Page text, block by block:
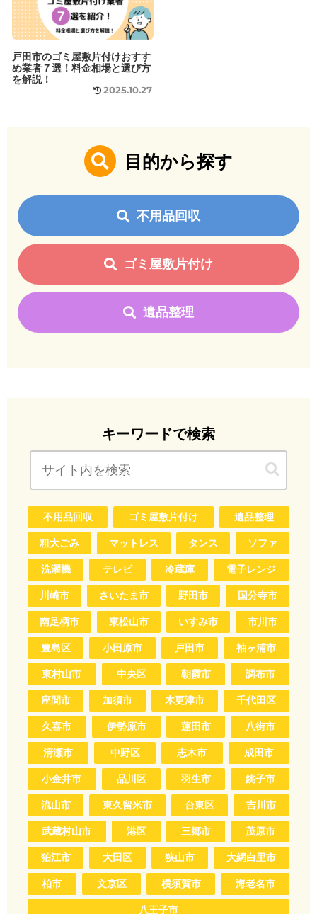
戸田市のゴミ屋敷片付けおすす
め業者７選！料金相場と選び方
を解説！
2025.10.27
目的から探す
不用品回収
ゴミ屋敷片付け
遺品整理
キーワードで検索
不用品回収 ゴミ屋敷片付け 遺品整理
粗大ごみ マットレス タンス ソファ
洗濯機 テレビ 冷蔵庫 電子レンジ
川崎市 さいたま市 野田市 国分寺市
南足柄市 東松山市 いすみ市 市川市
豊島区 小田原市 戸田市 袖ヶ浦市
東村山市 中央区 朝霞市 調布市
座間市 加須市 木更津市 千代田区
久喜市 伊勢原市 蓮田市 八街市
清瀬市 中野区 志木市 成田市
小金井市 品川区 羽生市 銚子市
流山市 東久留米市 台東区 吉川市
武蔵村山市 港区 三郷市 茂原市
狛江市 大田区 狭山市 大網白里市
柏市 文京区 横須賀市 海老名市
八王子市